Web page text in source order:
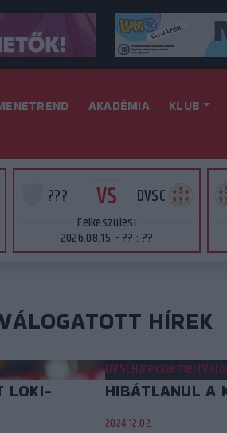
AKADÉMIA KLUB
??? VS DVSC
Felkészülési
2026.08.15. - ?? : ??
HÍREK
LOKI-
DVSCHírekKiemelt
HIBÁTLANUL A
2024.12.02.